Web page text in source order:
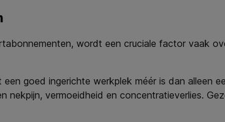
wordt een cruciale factor vaak
goed ingerichte werkplek méér is dan alleen
nekpijn, vermoeidheid en concentratieverlies.